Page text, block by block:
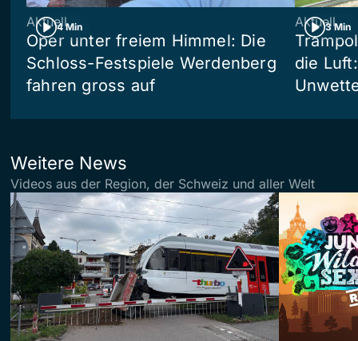
4 Min
Aktuell
Oper unter freiem Himmel: Die
Schloss-Festspiele Werdenberg
fahren gross auf
3 Min
Aktuell
die
Weitere News
Videos aus der Region, der Schweiz und aller Welt